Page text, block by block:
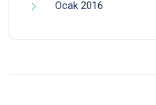
Ocak 2016